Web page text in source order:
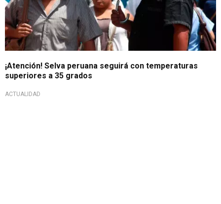
¡Atención! Selva peruana seguirá con temperaturas
superiores a 35 grados
ACTUALIDAD